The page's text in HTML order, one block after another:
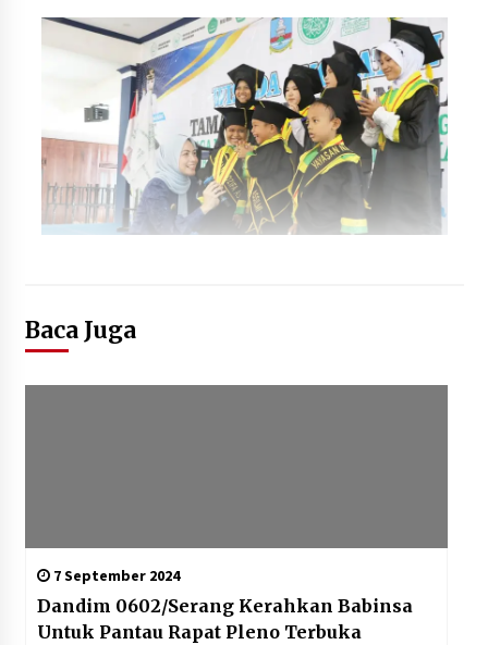
Baca Juga
7 September 2024
Dandim 0602/Serang Kerahkan Babinsa
Untuk Pantau Rapat Pleno Terbuka